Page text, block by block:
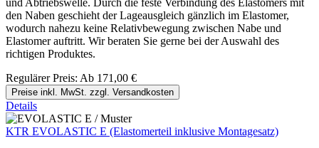
den Naben geschieht der Lageausgleich gänzlich im Elastomer,
wodurch nahezu keine Relativbewegung zwischen Nabe und
Elastomer auftritt. Wir beraten Sie gerne bei der Auswahl des
richtigen Produktes.
Regulärer Preis: Ab 171,00 €
Preise inkl. MwSt. zzgl. Versandkosten
Details
KTR EVOLASTIC E (Elastomerteil inklusive Montagesatz)